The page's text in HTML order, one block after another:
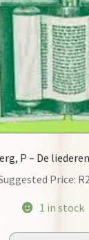
P – De
Price: R
1 in stock